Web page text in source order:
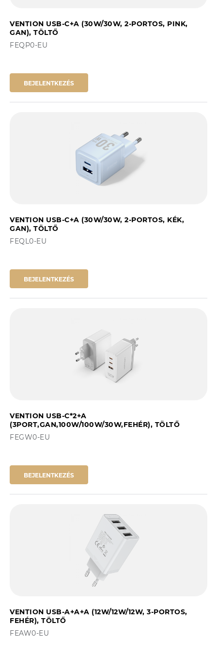
VENTION USB-C+A (30W/30W, 2-PORTOS, PINK,
GAN), TÖLTŐ
FEQP0-EU
BEJELENTKEZÉS
VENTION USB-C+A (30W/30W, 2-PORTOS, KÉK,
GAN), TÖLTŐ
FEQL0-EU
BEJELENTKEZÉS
VENTION USB-C*2+A
(3PORT,GAN,100W/100W/30W,FEHÉR), TÖLTŐ
FEGW0-EU
BEJELENTKEZÉS
VENTION USB-A+A+A (12W/12W/12W, 3-PORTOS,
FEHÉR), TÖLTŐ
FEAW0-EU